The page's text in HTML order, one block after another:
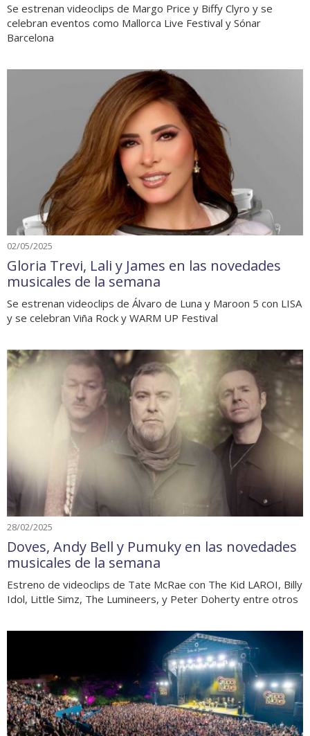
Se estrenan videoclips de Margo Price y Biffy Clyro y se
celebran eventos como Mallorca Live Festival y Sónar
Barcelona
02/05/2025
Gloria Trevi, Lali y James en las novedades
musicales de la semana
Se estrenan videoclips de Álvaro de Luna y Maroon 5 con LISA
y se celebran Viña Rock y WARM UP Festival
28/02/2025
Doves, Andy Bell y Pumuky en las novedades
musicales de la semana
Estreno de videoclips de Tate McRae con The Kid LAROI, Billy
Idol, Little Simz, The Lumineers, y Peter Doherty entre otros